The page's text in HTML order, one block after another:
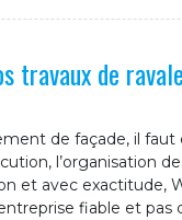
travaux de
de façade, il faut
l’organisation
et avec exactitude,
fiable et pas